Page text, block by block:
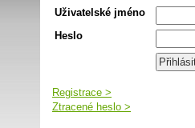
Uživatelské jméno
Heslo
Registrace >
Ztracené heslo >